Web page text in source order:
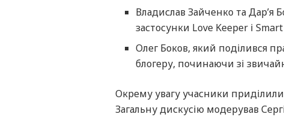
Владислав Зайченко та Дар’я
застосунки Love Keeper і
Олег Боков, який поділився
блогеру, починаючи зі
Окрему увагу учасники
Загальну дискусію модерував